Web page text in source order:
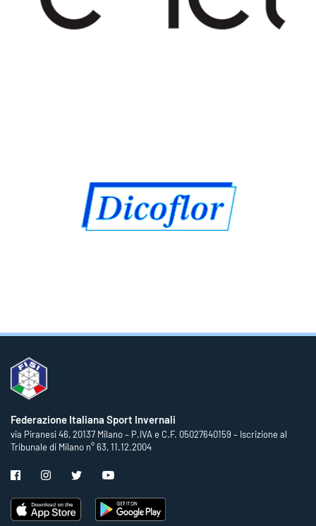
Federazione Italiana Sport Invernali
via Piranesi 46, 20137 Milano – P.IVA e C.F. 05027640159 – Iscrizione al
Tribunale di Milano n° 63, 11.12.2004